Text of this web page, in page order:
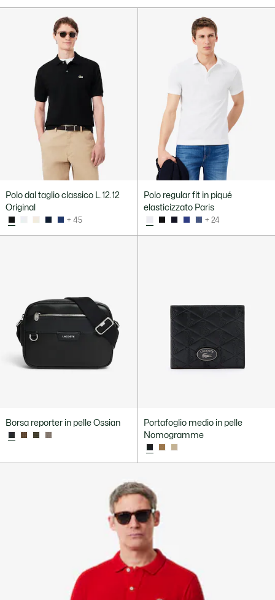
Polo dal taglio classico L.12.12
Original
+ 45
Polo regular fit in piqué
elasticizzato Paris
+ 24
Borsa reporter in pelle Ossian
Portafoglio medio in pelle
Nomogramme